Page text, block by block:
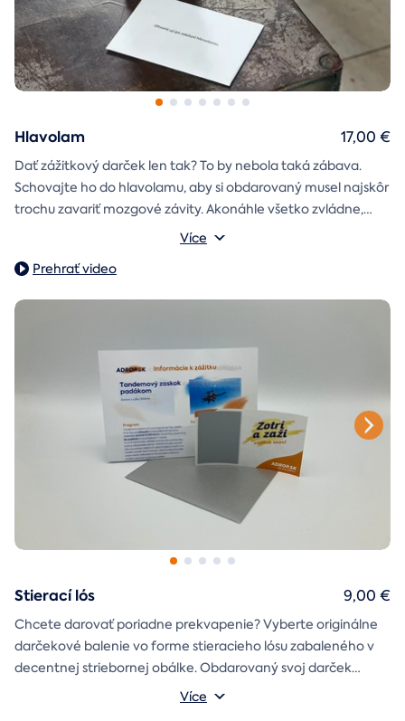
Hlavolam
Dať zážitkový darček len tak? To by nebola taká zábava.
Schovajte ho do hlavolamu, aby si obdarovaný musel najskôr
trochu zavariť mozgové závity. Akonáhle všetko zvládne,
objaví poukaz na zážitok i s vašim venováním.
Vonkajšie rozmery: 15,5 × 8,5 × 5 cm
Více
17,00 €
Prehrať video
Stierací lós
Chcete darovať poriadne prekvapenie? Vyberte originálne
darčekové balenie vo forme stieracieho lósu zabaleného v
decentnej striebornej obálke. Obdarovaný svoj darček
objaví až po chvíľke napätia počas stierania. Jedno je isté, u
Více
9,00 €